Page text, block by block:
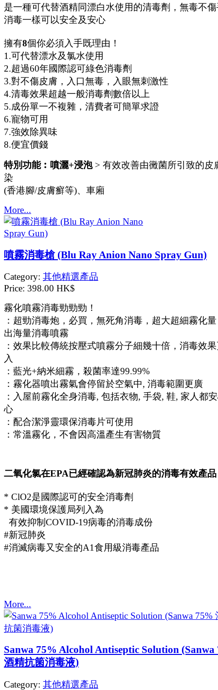
是一種可代替酒精同漂白水使用的清毒劑，無毒不
消毒一樣可以安全及安心
擁有8個你必須入手既理由！
1.可代替漂水及氯水使用
2.超過60年國際認可綠色消毒劑
3.對不傷皮膚，入口無毒，入眼無刺激性
4.清毒效果超越一般消毒劑數倍以上
5.成份單一不複雜，清費者可簡單求證
6.寵物可用
7.強效除異味
8.便宜價錢
特別功能︰噴灑+浸泡> 有效改善由黴菌所引致的皮
染
(香港腳/皮膚癬等)、車廂
More...
噴霧消毒槍 (Blu Ray Anion Nano Spray Gun)
Category: 其他精選產品
Price: 398.00 HK$
霧化噴霧消毒勁勁勁！
：超勁消毒炮，必買，無死角消毒，超大超細霧化
出海量消毒噴霧
：效果比較傳統按壓式噴霧分子細幾十倍，消毒效
入
：藍光+納米細霧，殺菌率達99.99%
：霧化器噴出霧氣會停留於空氣中, 消毒範圍更廣
：入屋前霧化全身消毒, 包括衣物, 手袋, 鞋, 家人都
心
：配合潔淨靈環保消毒片可使用
：常溫霧化，不會因高溫產生有害物質
二氧化氯在EPA已經確認為新冠肺炎的消毒有效產品
* ClO2是國際認可的安全消毒劑
* 美國環境保護局列入為
有效抑制COVID-19病毒的消毒成份
#新冠肺炎
#消滅病毒又安全的A1食用級消毒產品
More...
Sanwa 75% Alcohol Antiseptic Solution (Sanwa
酒精抗箘消毒液)
Category: 其他精選產品